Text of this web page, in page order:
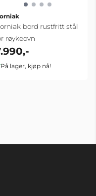
bord rustfritt stål
røykeovn
På lager, kjøp nå!